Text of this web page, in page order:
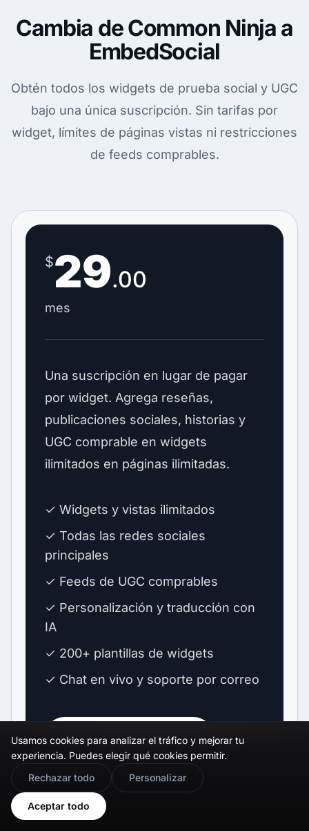
Cambia de Common Ninja a
EmbedSocial
Obtén todos los widgets de prueba social y UGC
bajo una única suscripción. Sin tarifas por
widget, límites de páginas vistas ni restricciones
de feeds comprables.
$29.00
mes
Una suscripción en lugar de pagar
por widget. Agrega reseñas,
publicaciones sociales, historias y
UGC comprable en widgets
ilimitados en páginas ilimitadas.
✓ Widgets y vistas ilimitados
✓ Todas las redes sociales
principales
✓ Feeds de UGC comprables
✓ Personalización y traducción con
IA
✓ 200+ plantillas de widgets
✓ Chat en vivo y soporte por correo
Iniciar prueba gratuita→
Usamos cookies para analizar el tráfico y mejorar tu
experiencia. Puedes elegir qué cookies permitir.
Rechazar todo
Personalizar
Aceptar todo
🇬🇧 Would you prefer this site in English?
View in English